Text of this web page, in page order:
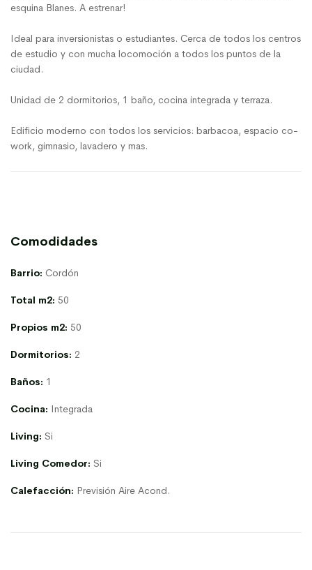
esquina Blanes. A estrenar!
Ideal para inversionistas o estudiantes. Cerca de todos los centros
de estudio y con mucha locomoción a todos los puntos de la
ciudad.
Unidad de 2 dormitorios, 1 baño, cocina integrada y terraza.
Edificio moderno con todos los servicios: barbacoa, espacio co-
work, gimnasio, lavadero y mas.
Comodidades
Barrio: Cordón
Total m2: 50
Propios m2: 50
Dormitorios: 2
Baños: 1
Cocina: Integrada
Living: Si
Living Comedor: Si
Calefacción: Previsión Aire Acond.